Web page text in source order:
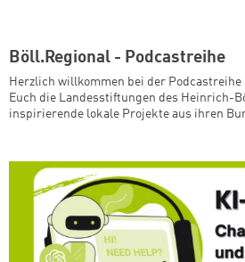
Böll.Regional - Podcastreihe
Herzlich willkommen bei der
Euch die Landesstiftungen des Heinrich-
inspirierende lokale Projekte aus ihren